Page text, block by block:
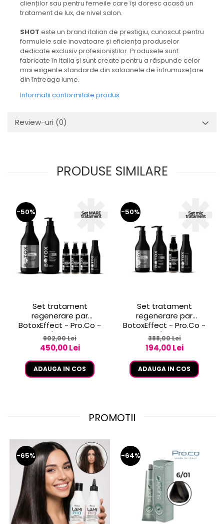
clienților sau pentru femeile care își doresc acasă un
tratament de lux, de nivel salon.
SHOT este un brand italian de prestigiu, cunoscut pentru
formulele sale inovatoare și eficiența produselor
dedicate exclusiv profesioniștilor. Produsele sunt
fabricate în Italia și sunt create pentru a răspunde celor
mai exigente standarde din saloanele de înfrumusețare
din întreaga lume.
Informatii conformitate produs
Review-uri (0)
PRODUSE SIMILARE
-50%
Set tratament
regenerare par
BotoxEffect - Pro.Co -
set BIG (sampon 1L +
masca 1L + 3 fiole +
lapte)
902,00 Lei
450,00 Lei
ADAUGA IN COS
-50%
Set tratament
regenerare par
BotoxEffect - Pro.Co -
set SMALL (sampon 250
ml + masca 250 ml + 1
fiola 50 ml + lapte)
388,00 Lei
194,00 Lei
ADAUGA IN COS
PROMOTII
-65% -64%